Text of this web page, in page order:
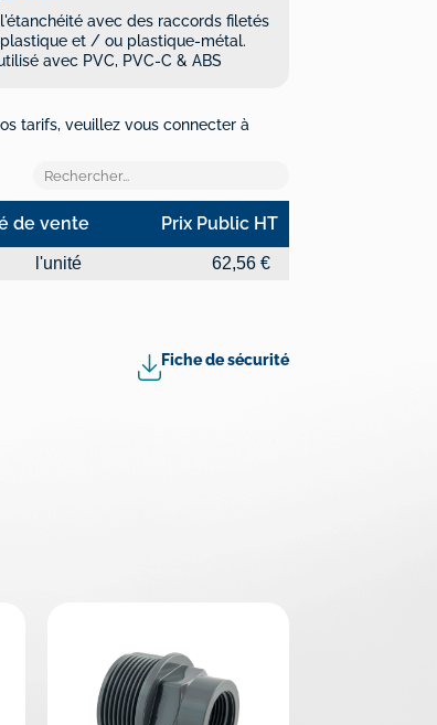
avec des raccords filetés
et / ou plastique-métal.
avec PVC, PVC-C & ABS
tarifs, veuillez vous connecter à
de vente Prix Public HT
de vente Prix Public HT
l'unité 62,56 €
Fiche de sécurité